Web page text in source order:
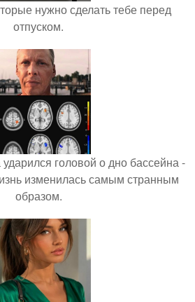
нужно сделать тебе перед
отпуском.
головой о дно бассейна -
изменилась самым странным
образом.